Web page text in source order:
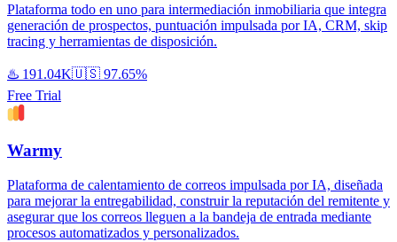
Plataforma todo en uno para intermediación inmobiliaria que integra
generación de prospectos, puntuación impulsada por IA, CRM, skip
tracing y herramientas de disposición.
♨️ 191.04K🇺🇸 97.65%
Free Trial
Warmy
Plataforma de calentamiento de correos impulsada por IA, diseñada
para mejorar la entregabilidad, construir la reputación del remitente y
asegurar que los correos lleguen a la bandeja de entrada mediante
procesos automatizados y personalizados.